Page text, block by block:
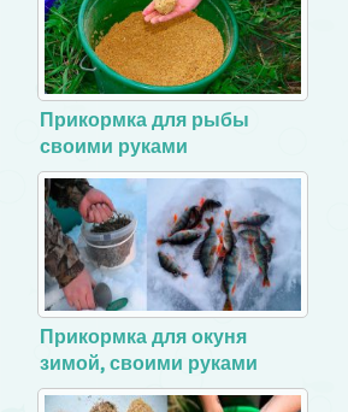
Прикормка для рыбы
своими руками
Прикормка для окуня
зимой, своими руками